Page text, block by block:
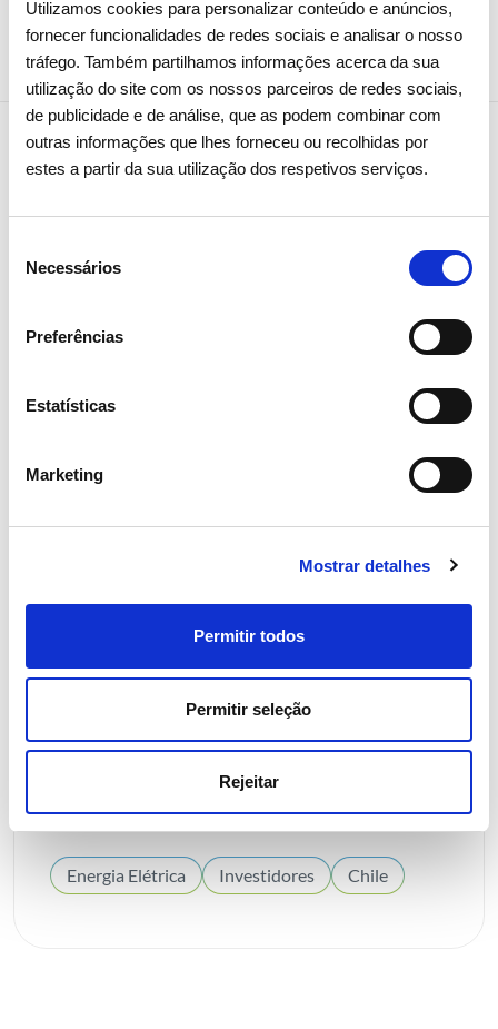
Utilizamos cookies para personalizar conteúdo e anúncios,
fornecer funcionalidades de redes sociais e analisar o nosso
tráfego. Também partilhamos informações acerca da sua
utilização do site com os nossos parceiros de redes sociais,
de publicidade e de análise, que as podem combinar com
outras informações que lhes forneceu ou recolhidas por
estes a partir da sua utilização dos respetivos serviços.
Necessários
Preferências
Estatísticas
Marketing
Mostrar detalhes
Permitir todos
Permitir seleção
Rejeitar
Notícias relacionadas
REN adquire portfólio de ativos
de transmissão de eletricidade no
Chile por US$ 67,5 milhões
Energia Elétrica Investidores Chile